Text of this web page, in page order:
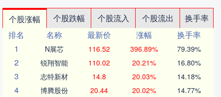
个股涨幅 个股跌幅 个股流入 个股流出
换手率
排名
名称 最新价 涨幅
换手率
1
N展芯 116.52 396.89% 79.39%
2 锐翔智能 110.02 20.21% 16.80%
3 志特新材 14.8 20.03% 14.18%
4 博腾股份 20.44 20.02% 14.77%